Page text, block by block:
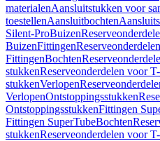
materialenAansluitstukken voor
toestellenAansluitbochten
Silent-ProBuizen
BuizenFittingen
FittingenBochten
stukkenReserveonderdelen voor T-
stukkenVerlopen
VerlopenOntstoppingsstukken
OntstoppingsstukkenFittingen
Fittingen SuperTubeBochten
stukkenReserveonderdelen voor T-